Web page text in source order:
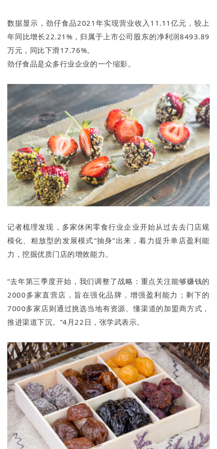
数据显示，劲仔食品2021年实现营业收入11.11亿元，较上
年同比增长22.21%，归属于上市公司股东的净利润8493.89
万元，同比下滑17.76%。
劲仔食品是众多行业企业的一个缩影。
记者梳理发现，多家休闲零食行业企业开始从过去去门店规
模化、粗放型的发展模式“抽身”出来，着力提升单店盈利能
力，挖掘优质门店的增效能力。
“去年第三季度开始，我们调整了战略：重点关注能够赚钱的
2000多家直营店，旨在强化品牌，增强盈利能力；剩下的
7000多家店则通过挑选当地有资源、懂渠道的加盟商方式，
推进渠道下沉。”4月22日，张学武表示。